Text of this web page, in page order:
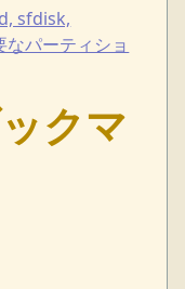
sfdisk,
パーティショ
クマ